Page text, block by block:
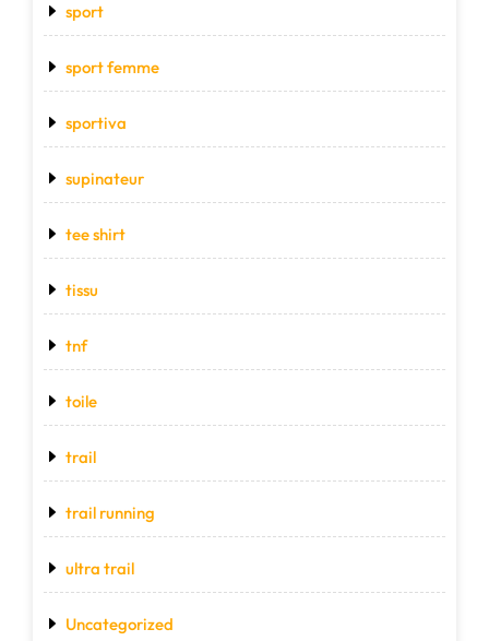
sport
sport femme
sportiva
supinateur
tee shirt
tissu
tnf
toile
trail
trail running
ultra trail
Uncategorized